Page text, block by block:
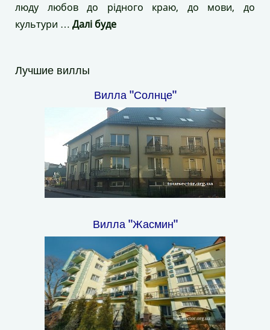
люду любов до рідного краю, до мови, до
культури … Далі буде
Лучшие виллы
Вилла "Солнце"
Вилла "Жасмин"